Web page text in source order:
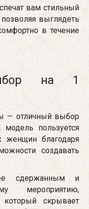
вам стильный
выглядеть
в течение
на 1
— отличный выбор
пользуется
женщин благодаря
создавать
сдержанным и
мероприятию,
скрывает